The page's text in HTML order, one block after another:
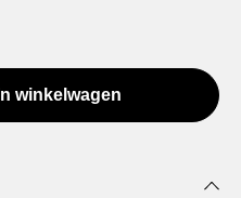
In winkelwagen